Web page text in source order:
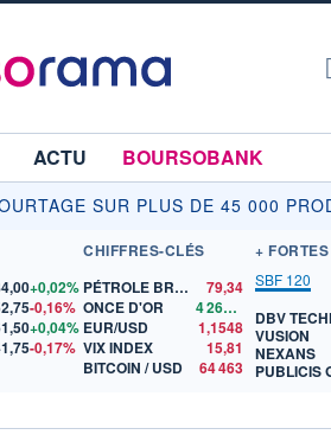
ACTU BOURSOBANK
SUR PLUS DE 45 000
+0,02%
-0,16%
+0,04%
-0,17%
CHIFFRES-CLÉS
PÉTROLE BRENT
79,34
ONCE D'OR
4 262,71
EUR/USD
1,1548
VIX INDEX
15,81
BITCOIN / USD
64 463
+
SBF 120
DBV
VUSION
NEXANS
PUBLICIS